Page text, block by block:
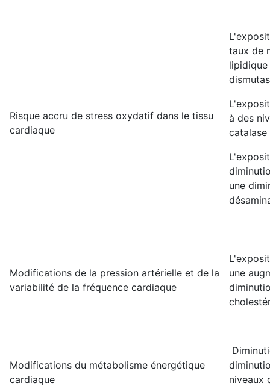
Risque accru de stress oxydatif dans le tissu
cardiaque
taux de
à des
une
Modifications de la pression artérielle et de la
variabilité de la fréquence cardiaque
une
Modifications du métabolisme énergétique
cardiaque
niveaux